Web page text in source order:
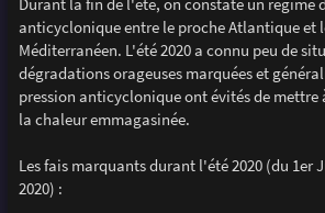
anticyclonique entre le proche Atlantique et
Méditerranéen. L'été 2020 a connu peu de
dégradations orageuses marquées et
pression anticyclonique ont évités de
la chaleur emmagasinée.
Les fais marquants durant l'été 2020 (du 1er
2020) :